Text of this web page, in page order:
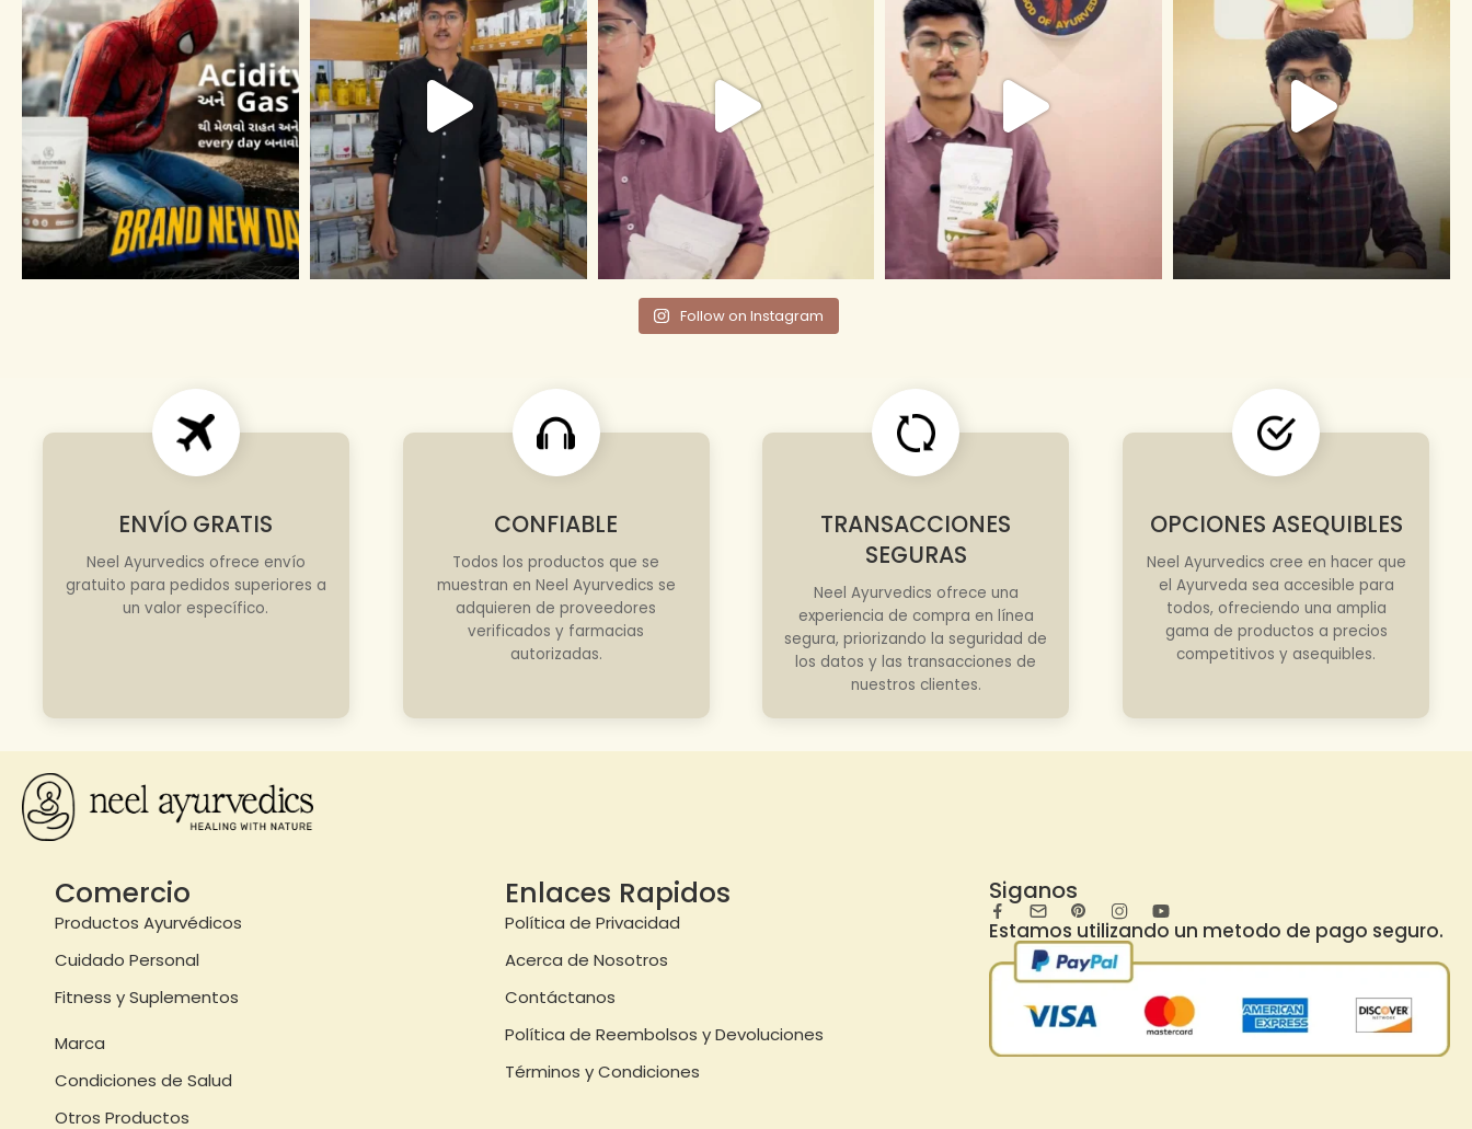
Follow on Instagram
ENVÍO GRATIS
Neel Ayurvedics ofrece envío
gratuito para pedidos superiores a
un valor específico.
CONFIABLE
Todos los productos que se
muestran en Neel Ayurvedics se
adquieren de proveedores
verificados y farmacias
autorizadas.
TRANSACCIONES
SEGURAS
Neel Ayurvedics ofrece una
experiencia de compra en línea
segura, priorizando la seguridad de
los datos y las transacciones de
nuestros clientes.
OPCIONES ASEQUIBLES
Neel Ayurvedics cree en hacer que
el Ayurveda sea accesible para
todos, ofreciendo una amplia
gama de productos a precios
competitivos y asequibles.
Comercio
Productos Ayurvédicos
Cuidado Personal
Fitness y Suplementos
Marca
Condiciones de Salud
Otros Productos
Enlaces Rapidos
Política de Privacidad
Acerca de Nosotros
Contáctanos
Política de Reembolsos y Devoluciones
Términos y Condiciones
Siganos
Estamos utilizando un metodo de pago seguro.